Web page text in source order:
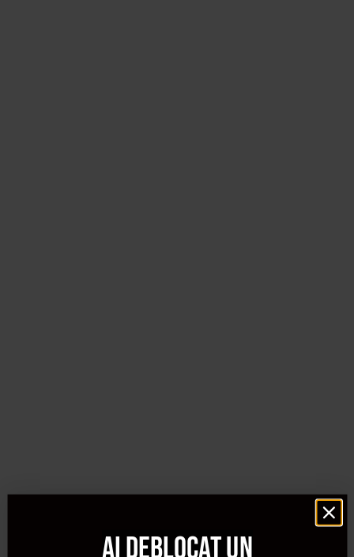
Ai deblocat un